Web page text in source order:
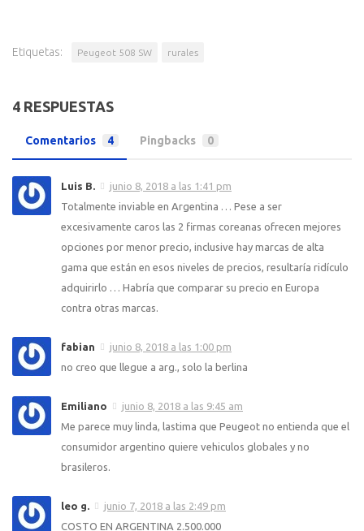
Etiquetas: Peugeot 508 SW rurales
4 RESPUESTAS
Comentarios 4 Pingbacks 0
Luis B.
junio 8, 2018 a las 1:41 pm
Totalmente inviable en Argentina … Pese a ser
excesivamente caros las 2 firmas coreanas ofrecen mejores
opciones por menor precio, inclusive hay marcas de alta
gama que están en esos niveles de precios, resultaría ridículo
adquirirlo … Habría que comparar su precio en Europa
contra otras marcas.
fabian
junio 8, 2018 a las 1:00 pm
no creo que llegue a arg., solo la berlina
Emiliano
junio 8, 2018 a las 9:45 am
Me parece muy linda, lastima que Peugeot no entienda que el
consumidor argentino quiere vehiculos globales y no
brasileros.
leo g.
junio 7, 2018 a las 2:49 pm
COSTO EN ARGENTINA 2.500.000